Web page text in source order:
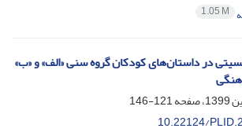
1.05 M
در داستان‌های کودکان گروه سنی «الف» و «ب»
121-146
10.22124/